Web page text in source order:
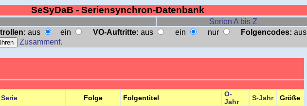
SeSyDaB - Seriensynchron-Datenbank
Serien A bis Z
aus ein VO-Auftritte: aus ein nur Folgencodes: aus
Zusammenf.
Serie Folge Folgentitel
O-
Jahr
S-Jahr Größe